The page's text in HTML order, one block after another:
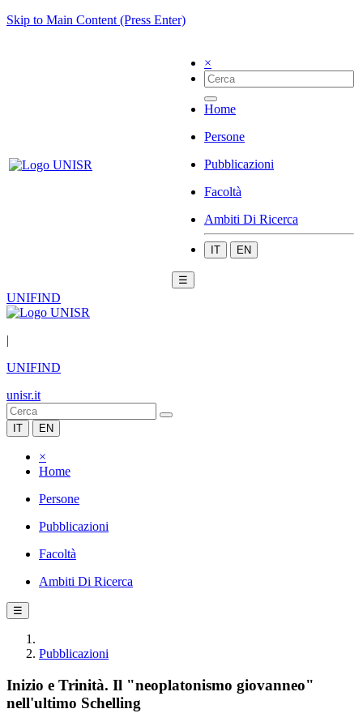
Skip to Main Content (Press Enter)
×
Home
Persone
Pubblicazioni
Facoltà
Ambiti Di Ricerca
IT EN
☰
UNIFIND
|
UNIFIND
unisr.it
IT EN
×
Home
Persone
Pubblicazioni
Facoltà
Ambiti Di Ricerca
☰
Pubblicazioni
Inizio e Trinità. Il "neoplatonismo giovanneo"
nell'ultimo Schelling